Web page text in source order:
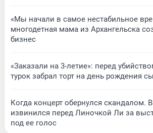
«Мы начали в самое нестабильное
многодетная мама из Архангельска
бизнес
«Заказали на 3-летие»: перед
турок забрал торт на день рождения
Когда концерт обернулся скандалом.
извинился перед Линочкой Ли за
под ее голос